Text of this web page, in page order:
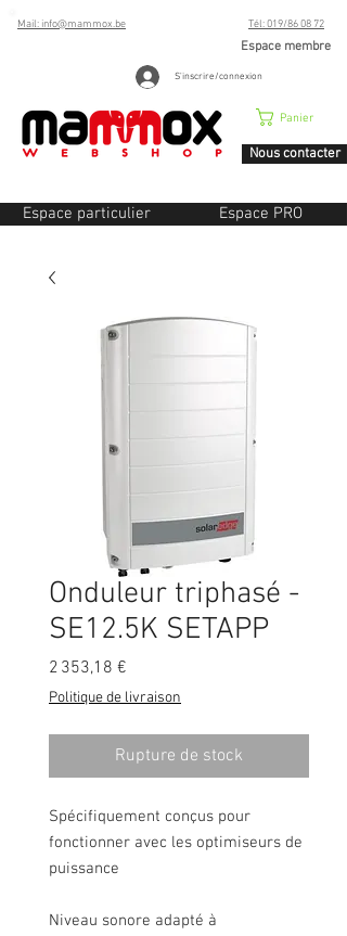
Mail: info@mammox.be Tél: 019/86 08 72
Espace membre
S'inscrire/connexion
Panier
Nous contacter
Espace particulier Espace PRO
Onduleur triphasé -
SE12.5K SETAPP
2 353,18 €
Politique de livraison
Rupture de stock
Spécifiquement conçus pour
fonctionner avec les optimiseurs de
puissance
Niveau sonore adapté à